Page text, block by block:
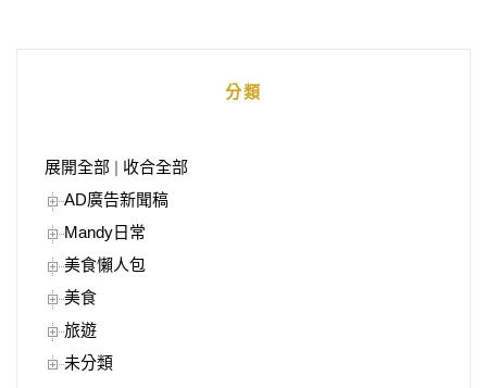
分類
展開全部
收合全部
AD廣告新聞稿
Mandy日常
美食懶人包
美食
旅遊
未分類